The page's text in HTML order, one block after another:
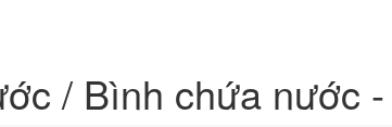
/ Bình chứa nước